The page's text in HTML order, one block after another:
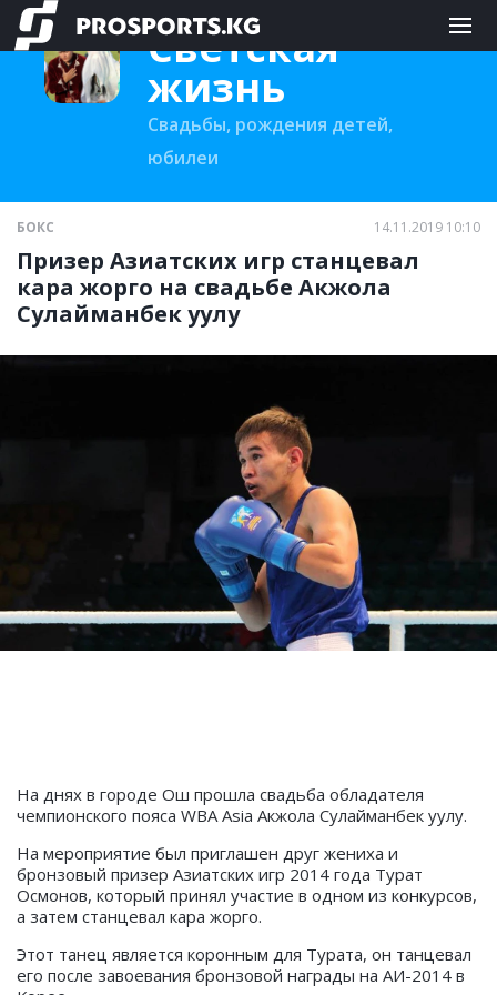
Светская
жизнь
Свадьбы, рождения детей,
юбилеи
БОКС 14.11.2019 10:10
Призер Азиатских игр станцевал
кара жорго на свадьбе Акжола
Сулайманбек уулу
На днях в городе Ош прошла свадьба обладателя
чемпионского пояса WBA Asia Акжола Сулайманбек уулу.
На мероприятие был приглашен друг жениха и
бронзовый призер Азиатских игр 2014 года Турат
Осмонов, который принял участие в одном из конкурсов,
а затем станцевал кара жорго.
Этот танец является коронным для Турата, он танцевал
его после завоевания бронзовой награды на АИ-2014 в